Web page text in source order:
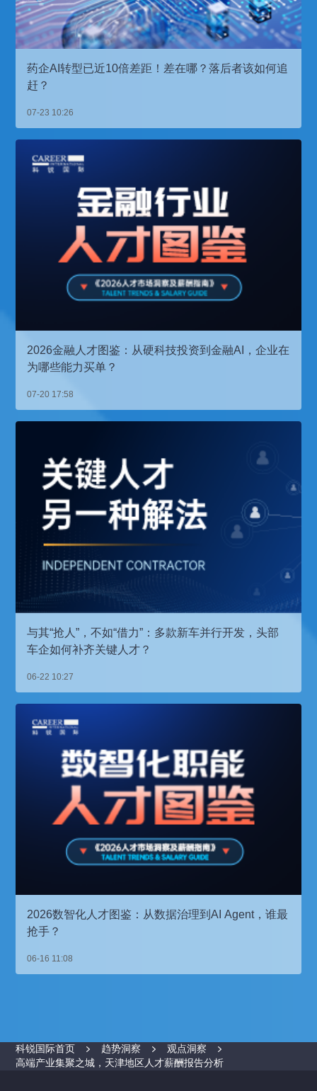
药企AI转型已近10倍差距！差在哪？落后者该如何追
赶？
07-23 10:26
2026金融人才图鉴：从硬科技投资到金融AI，企业在
为哪些能力买单？
07-20 17:58
与其“抢人”，不如“借力”：多款新车并行开发，头部
车企如何补齐关键人才？
06-22 10:27
2026数智化人才图鉴：从数据治理到AI Agent，谁最
抢手？
06-16 11:08
科锐国际首页 趋势洞察
观点洞察
高端产业集聚之城，天津地区人才薪酬报告分析